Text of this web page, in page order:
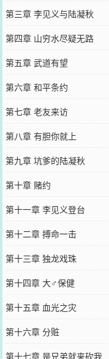
第三章 李见义与陆凝秋
第四章 山穷水尽疑无路
第五章 武道有望
第六章 和平条约
第七章 老友来访
第八章 有胆你就上
第九章 坑爹的陆凝秋
第十章 赌约
第十一章 李见义登台
第十二章 搏命一击
第十三章 独龙戏珠
第十四章 大♂保健
第十五章 血光之灾
第十六章 分赃
第十七章 是兄弟就来砍我